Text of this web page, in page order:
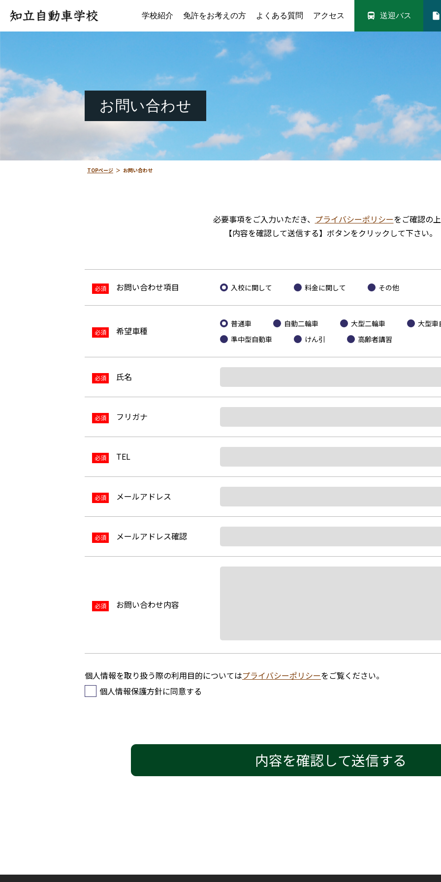
学校紹介 免許をお考えの方 よくある質問 アクセス directions_bus 送迎バス insert_drive_file
お問い合わせ
TOPページ ＞ お問い合わせ
必要事項をご入力いただき、 プライバシーポリシーをご確認の上
【内容を確認して送信する】ボタンをクリックして下さい。
必須 お問い合わせ項目 入校に関して 料金に関して その他
必須 希望車種
普通車 自動二輪車 大型二輪車 大型車
準中型自動車
けん引 高齢者講習
必須 氏名
必須 フリガナ
必須 TEL
必須 メールアドレス
必須 メールアドレス確認
必須 お問い合わせ内容
個人情報を取り扱う際の利用目的についてはプライバシーポリシーをご覧ください。
個人情報保護方針に同意する
内容を確認して送信する